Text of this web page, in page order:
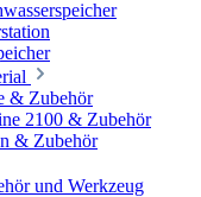
& Zubehör
2100 & Zubehör
& Zubehör
und Werkzeug